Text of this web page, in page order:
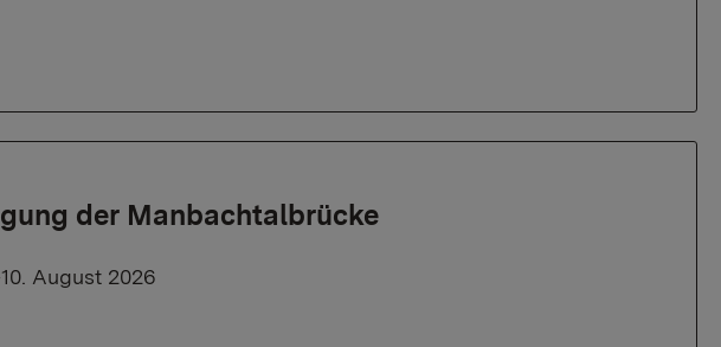
der Manbachtalbrücke
August 2026